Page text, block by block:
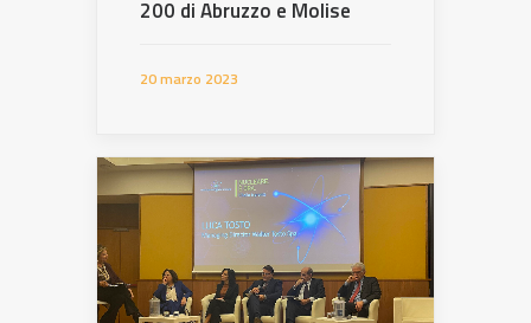
200 di Abruzzo e Molise
20 marzo 2023